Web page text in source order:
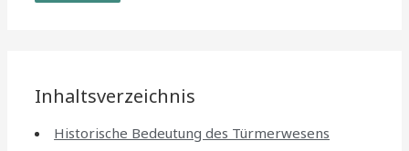
Inhaltsverzeichnis
Historische Bedeutung des Türmerwesens